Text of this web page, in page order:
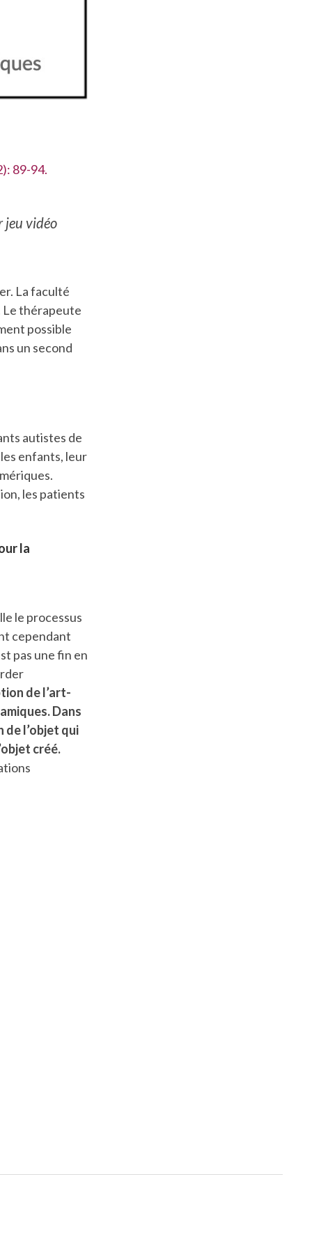
89-94.
jeu vidéo
La faculté
Le thérapeute
possible
un second
autistes de
enfants, leur
les patients
la
le processus
cependant
pas une fin en
de l’art-
Dans
de l’objet qui
créé.